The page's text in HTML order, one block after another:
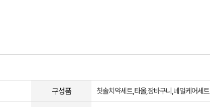
구성품 칫솔치약세트,타올,장바구니,네일케어세트